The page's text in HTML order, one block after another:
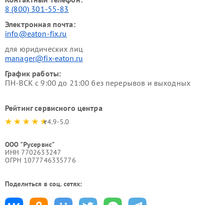
8 (800) 301-55-83
Электронная почта:
info@eaton-fix.ru
для юридических лиц
manager@fix-eaton.ru
График работы:
ПН-ВСК с 9:00 до 21:00 без перерывов и выходных
Рейтинг сервисного центра
4.9-5.0
ООО "Русервис"
ИНН 7702633247
ОГРН 1077746335776
Поделиться в соц. сетях: